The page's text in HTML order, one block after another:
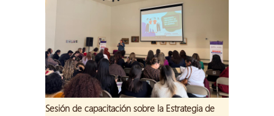
Sesión de capacitación sobre la Estrategia de